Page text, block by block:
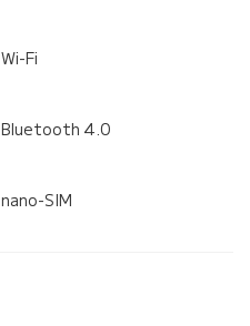
Wi-Fi
Bluetooth 4.0
nano-SIM